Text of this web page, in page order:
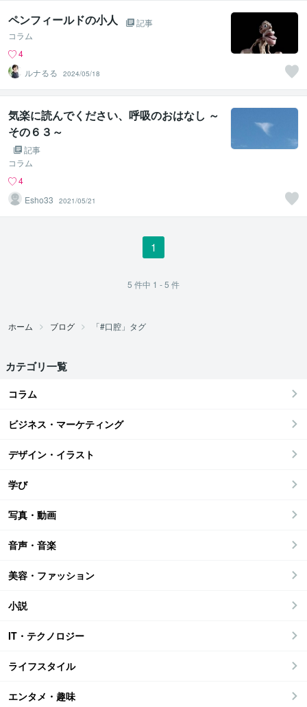
ペンフィールドの小人
記事
コラム
4
ルナるる
2024/05/18
気楽に読んでください、呼吸のおはなし ～
その６３～
記事
コラム
4
Esho33
2021/05/21
1
5 件中 1 - 5 件
ホーム ブログ 「#口腔」タグ
カテゴリ一覧
コラム
ビジネス・マーケティング
デザイン・イラスト
学び
写真・動画
音声・音楽
美容・ファッション
小説
IT・テクノロジー
ライフスタイル
エンタメ・趣味